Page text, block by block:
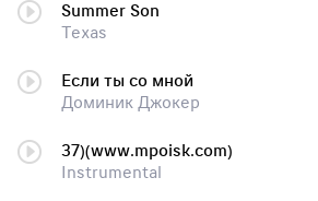
Summer Son
Texas
Если ты со мной
Доминик Джокер
37)(www.mpoisk.com)
Instrumental